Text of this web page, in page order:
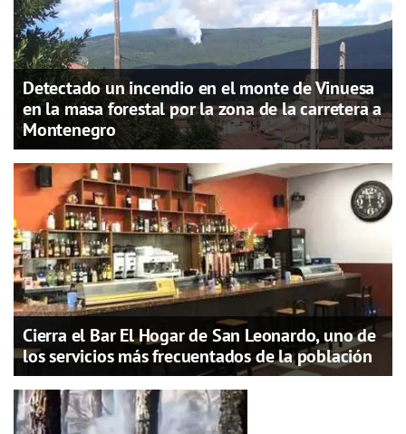
Detectado un incendio en el monte de Vinuesa
en la masa forestal por la zona de la carretera a
Montenegro
Cierra el Bar El Hogar de San Leonardo, uno de
los servicios más frecuentados de la población